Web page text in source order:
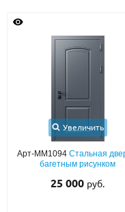
Увеличить
Арт-ММ1094Стальная
багетным рисунком
25 000 руб.